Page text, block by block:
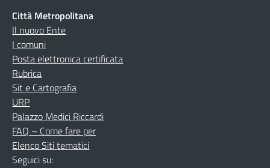
Città Metropolitana
Il nuovo Ente
I comuni
Posta elettronica certificata
Rubrica
Sit e Cartografia
URP
Palazzo Medici Riccardi
FAQ – Come fare per
Elenco Siti tematici
Seguici su: